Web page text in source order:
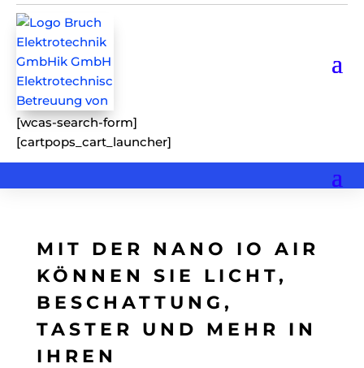
[wcas-search-form]
[cartpops_cart_launcher]
MIT DER NANO IO AIR
KÖNNEN SIE LICHT,
BESCHATTUNG,
TASTER UND MEHR IN
IHREN